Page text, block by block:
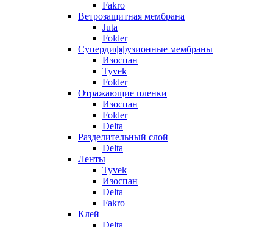
Fakro
Ветрозащитная мембрана
Juta
Folder
Супердиффузионные мембраны
Изоспан
Tyvek
Folder
Отражающие пленки
Изоспан
Folder
Delta
Разделительный слой
Delta
Ленты
Tyvek
Изоспан
Delta
Fakro
Клей